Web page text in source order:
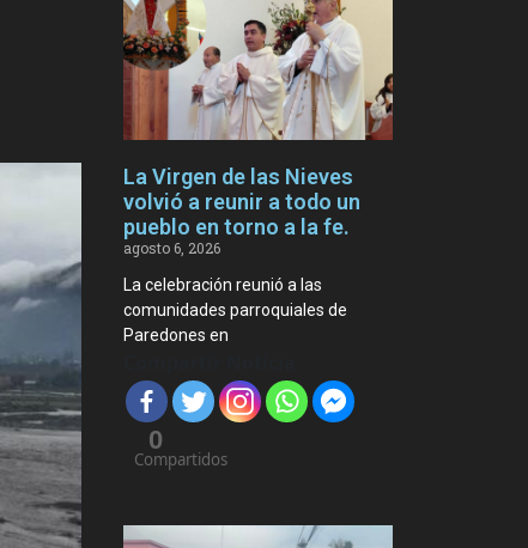
La Virgen de las Nieves
volvió a reunir a todo un
pueblo en torno a la fe.
agosto 6, 2026
La celebración reunió a las
comunidades parroquiales de
Paredones en
0
Compartidos